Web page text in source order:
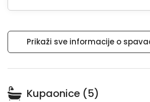
Prikaži sve informacije o
Kupaonice (5)